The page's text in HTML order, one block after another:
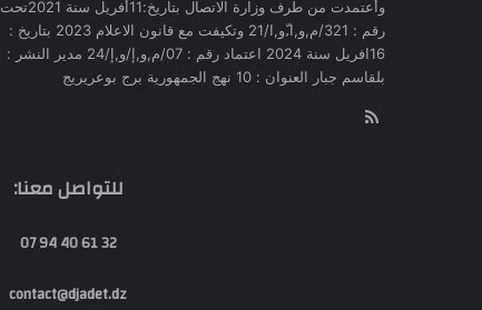
وأعتمدت من طرف وزارة الاتصال بتاريخ:11أفريل سنة 2021تحت
رقم : 321/م,و,ا,ّو,ا/21 وتكيفت مع قانون الاعلام 2023 بتاريخ :
16افريل سنة 2024 اعتماد رقم : 07/م,و,إ/و,إ/24 مدير النشر :
بلقاسم جبار العنوان : 10 نهج الجمهورية برج بوعريريج
للتواصل معنا:
32 61 40 94 07
contact@djadet.dz